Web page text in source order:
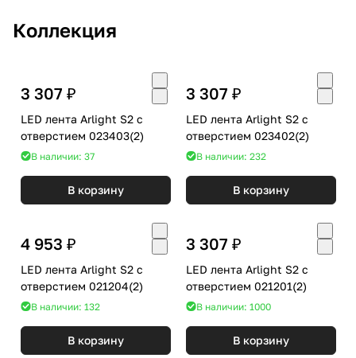
Коллекция
3 307 ₽
LED лента Arlight S2 с
отверстием 023403(2)
В наличии: 37
В корзину
3 307 ₽
LED лента Arlight S2 с
отверстием 023402(2)
В наличии: 232
В корзину
4 953 ₽
LED лента Arlight S2 с
отверстием 021204(2)
В наличии: 132
В корзину
3 307 ₽
LED лента Arlight S2 с
отверстием 021201(2)
В наличии: 1000
В корзину